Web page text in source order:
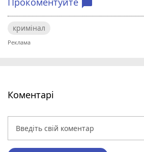
chat_bubble
кримінал
Коментарі